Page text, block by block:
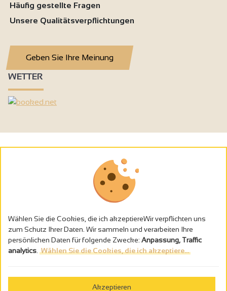
Häufig gestellte Fragen
Unsere Qualitätsverpflichtungen
Geben Sie Ihre Meinung
WETTER
Alkoholmissbrauch ist gefährlich für die Gesundheit - trinken Sie in
Wählen Sie die Cookies, die ich akzeptiereWir verpflichten uns
zum Schutz Ihrer Daten. Wir sammeln und verarbeiten Ihre
persönlichen Daten für folgende Zwecke: Anpassung, Traffic
analytics Wählen Sie die Cookies, die ich akzeptiere...
Akzeptieren